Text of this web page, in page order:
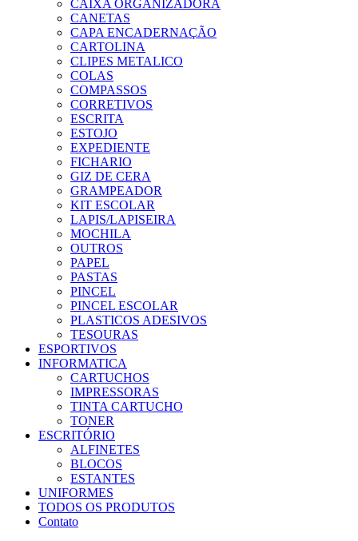
CAIXA ORGANIZADORA
CANETAS
CAPA ENCADERNAÇÃO
CARTOLINA
CLIPES METALICO
COLAS
COMPASSOS
CORRETIVOS
ESCRITA
ESTOJO
EXPEDIENTE
FICHARIO
GIZ DE CERA
GRAMPEADOR
KIT ESCOLAR
LAPIS/LAPISEIRA
MOCHILA
OUTROS
PAPEL
PASTAS
PINCEL
PINCEL ESCOLAR
PLASTICOS ADESIVOS
TESOURAS
ESPORTIVOS
INFORMATICA
CARTUCHOS
IMPRESSORAS
TINTA CARTUCHO
TONER
ESCRITÓRIO
ALFINETES
BLOCOS
ESTANTES
UNIFORMES
TODOS OS PRODUTOS
Contato